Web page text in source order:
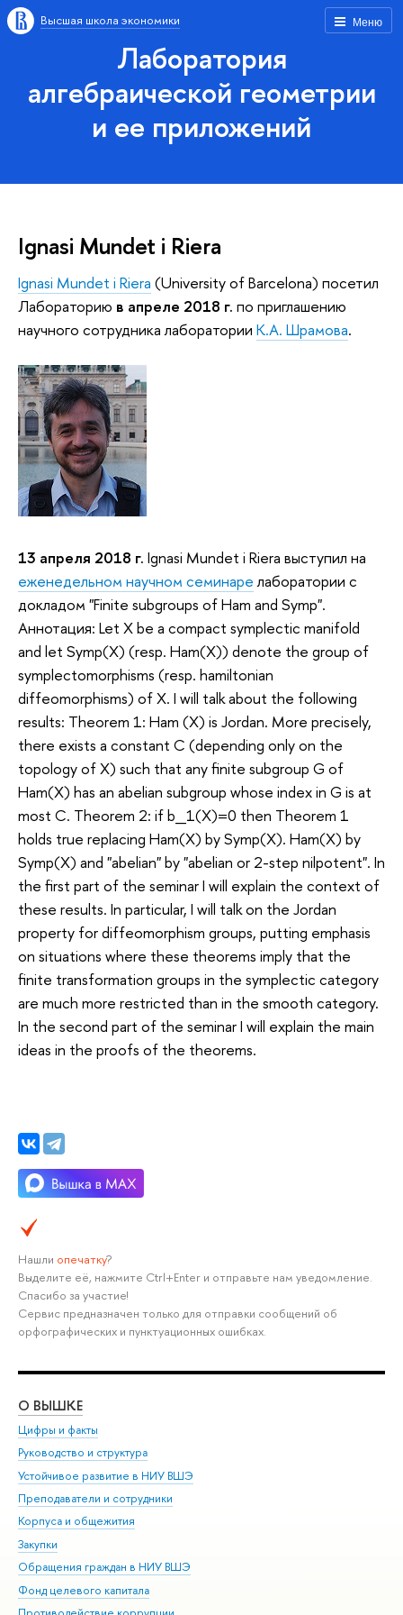
Меню
Высшая школа экономики
Лаборатория
алгебраической геометрии
и ее приложений
Ignasi Mundet i Riera
Ignasi Mundet i Riera (University of Barcelona) посетил
Лабораторию в апреле 2018 г. по приглашению
научного сотрудника лаборатории К.А. Шрамова.
13 апреля 2018 г. Ignasi Mundet i Riera выступил на
еженедельном научном семинарелаборатории с
докладом "Finite subgroups of Ham and Symp".
Аннотация: Let X be a compact symplectic manifold
and let Symp(X) (resp. Ham(X)) denote the group of
symplectomorphisms (resp. hamiltonian
diffeomorphisms) of X. I will talk about the following
results: Theorem 1: Ham (X) is Jordan. More precisely,
there exists a constant C (depending only on the
topology of X) such that any finite subgroup G of
Ham(X) has an abelian subgroup whose index in G is at
most C. Theorem 2: if b_1(X)=0 then Theorem 1
holds true replacing Ham(X) by Symp(X). Ham(X) by
Symp(X) and "abelian" by "abelian or 2-step nilpotent". In
the first part of the seminar I will explain the context of
these results. In particular, I will talk on the Jordan
property for diffeomorphism groups, putting emphasis
on situations where these theorems imply that the
finite transformation groups in the symplectic category
are much more restricted than in the smooth category.
In the second part of the seminar I will explain the main
ideas in the proofs of the theorems.
Нашли опечатку?
Выделите её, нажмите Ctrl+Enter и отправьте нам уведомление.
Спасибо за участие!
Сервис предназначен только для отправки сообщений об
орфографических и пунктуационных ошибках.
О ВЫШКЕ
Цифры и факты
Руководство и структура
Устойчивое развитие в НИУ ВШЭ
Преподаватели и сотрудники
Корпуса и общежития
Закупки
Обращения граждан в НИУ ВШЭ
Фонд целевого капитала